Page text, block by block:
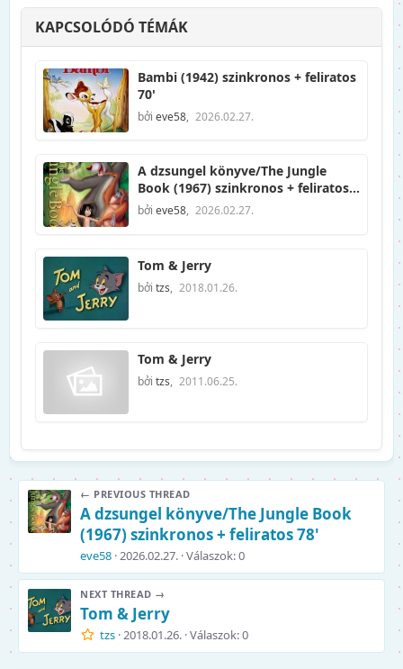
KAPCSOLÓDÓ TÉMÁK
Bambi (1942) szinkronos + feliratos
70'
bởi eve58, 2026.02.27.
A dzsungel könyve/The Jungle
Book (1967) szinkronos + feliratos
78'
bởi eve58, 2026.02.27.
Tom & Jerry
bởi tzs, 2018.01.26.
Tom & Jerry
bởi tzs, 2011.06.25.
← PREVIOUS THREAD
A dzsungel könyve/The Jungle Book
(1967) szinkronos + feliratos 78'
eve58 2026.02.27. Válaszok: 0
NEXT THREAD →
Tom & Jerry
tzs 2018.01.26. Válaszok: 0